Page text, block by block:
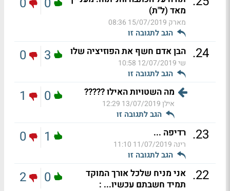
מאד (ל"ת)
מארק 15/07/2019 08:36
הגב לתגובה זו
24
. הבן אדם חשף את הפוזיציה שלו
שי12/07/2019 10:58
הגב לתגובה זו
3
0
מה השטויות האילו ?????
אילן13/07/2019 12:29
הגב לתגובה זו
0
1
23
. רדיפה ...
רינה 11/07/2019 11:10
הגב לתגובה זו
1
0
22
. אני מניח שלכל אורך המוקד
תמיד חשבתם עכשיו... :
0
2